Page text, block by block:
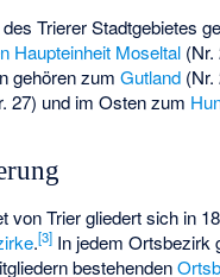
Trierer Stadtgebietes
Haupteinheit Moseltal (Nr.
gehören zumGutland (Nr.
27) und im Osten zum
von Trier gliedert sich in
.[3] In jedem Ortsbezirk
bestehenden